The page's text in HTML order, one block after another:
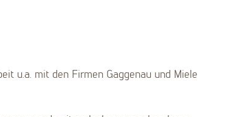
u.a. mit den Firmen Gaggenau und Miele